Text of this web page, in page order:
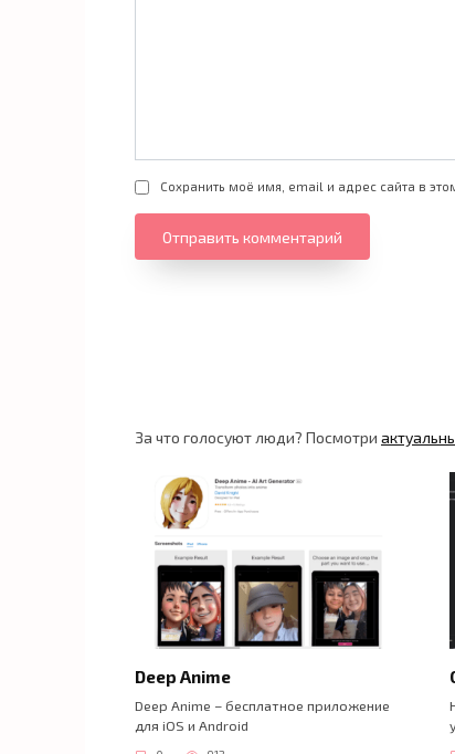
Сохранить моё имя, email и адрес сайта в
За что голосуют люди? Посмотри
Deep Anime
Deep Anime – бесплатное приложение
для iOS и Android